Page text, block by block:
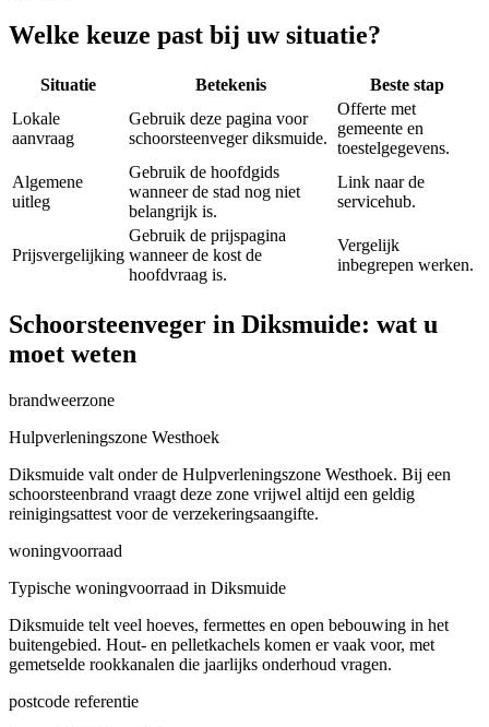
Welke keuze past bij uw situatie?
Situatie Betekenis
Beste stap
Lokale
aanvraag
Gebruik deze pagina voor
schoorsteenveger diksmuide.
Offerte met
gemeente en
toestelgegevens.
Algemene
uitleg
Gebruik de hoofdgids
wanneer de stad nog niet
belangrijk is.
Link naar de
servicehub.
Prijsvergelijking
Gebruik de prijspagina
wanneer de kost de
hoofdvraag is.
Vergelijk
inbegrepen werken.
Schoorsteenveger in Diksmuide: wat u
moet weten
brandweerzone
Hulpverleningszone Westhoek
Diksmuide valt onder de Hulpverleningszone Westhoek. Bij een
schoorsteenbrand vraagt deze zone vrijwel altijd een geldig
reinigingsattest voor de verzekeringsaangifte.
woningvoorraad
Typische woningvoorraad in Diksmuide
Diksmuide telt veel hoeves, fermettes en open bebouwing in het
buitengebied. Hout- en pelletkachels komen er vaak voor, met
gemetselde rookkanalen die jaarlijks onderhoud vragen.
postcode referentie